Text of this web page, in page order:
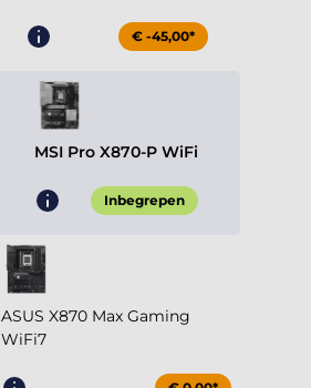
€ -45,00*
MSI Pro X870-P WiFi
Inbegrepen
ASUS X870 Max Gaming
WiFi7